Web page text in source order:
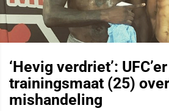
‘Hevig verdriet’:
trainingsmaat (25)
mishandeling